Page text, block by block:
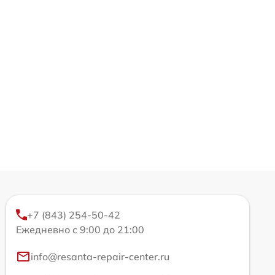
+7 (843) 254-50-42
Ежедневно с 9:00 до 21:00
info@resanta-repair-center.ru